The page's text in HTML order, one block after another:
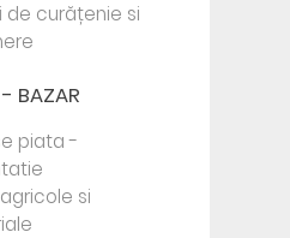
de curățenie si
BAZAR
piata -
si